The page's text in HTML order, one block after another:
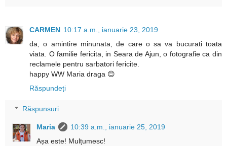
CARMEN 10:17 a.m., ianuarie 23, 2019
da, o amintire minunata, de care o sa va bucurati toata
viata. O familie fericita, in Seara de Ajun, o fotografie ca din
reclamele pentru sarbatori fericite.
happy WW Maria draga 😊
Răspundeți
Răspunsuri
Maria
10:39 a.m., ianuarie 25, 2019
Așa este! Mulțumesc!